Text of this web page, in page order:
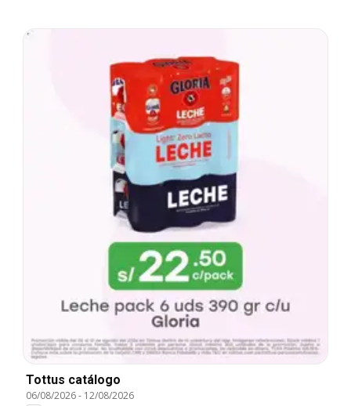
Tottus catálogo
06/08/2026- 12/08/2026